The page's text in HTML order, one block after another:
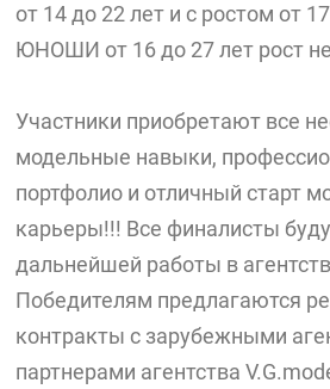
от 14 до 22 лет и с ростом от
ЮНОШИ от 16 до 27 лет рост
Участники приобретают все
модельные навыки,
портфолио и отличный старт
карьеры!!! Все финалисты
дальнейшей работы в
Победителям предлагаются
контракты с зарубежными
партнерами агентства